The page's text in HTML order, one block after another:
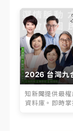
2026 台灣九
知新聞提供最
資料庫。即時